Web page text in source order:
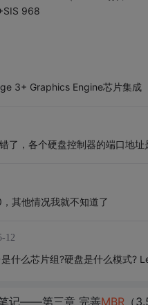
968
3+ Graphics Engine芯片集成
了，各个硬盘控制器的端口地址
其他情况我就不知道了
12
什么芯片组?硬盘是什么模式?
笔记——第三章 完善MBR （